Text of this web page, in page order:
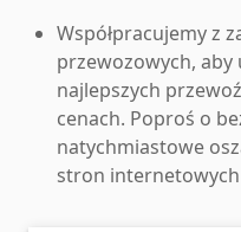
Współpracujemy z
przewozowych, aby
najlepszych
cenach. Poproś o
natychmiastowe
stron